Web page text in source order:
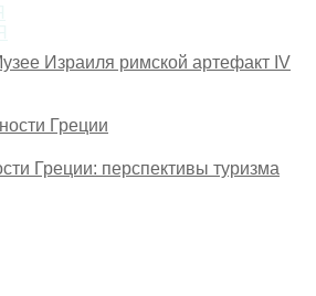
Израиля римской артефакт IV
Греции: перспективы туризма